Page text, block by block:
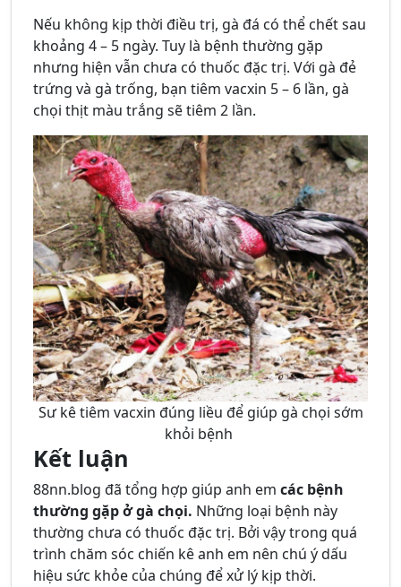
Nếu không kịp thời điều trị, gà đá có thể chết sau
khoảng 4 – 5 ngày. Tuy là bệnh thường gặp
nhưng hiện vẫn chưa có thuốc đặc trị. Với gà đẻ
trứng và gà trống, bạn tiêm vacxin 5 – 6 lần, gà
chọi thịt màu trắng sẽ tiêm 2 lần.
Sư kê tiêm vacxin đúng liều để giúp gà chọi sớm
khỏi bệnh
Kết luận
88nn.blog đã tổng hợp giúp anh em các bệnh
thường gặp ở gà chọi. Những loại bệnh này
thường chưa có thuốc đặc trị. Bởi vậy trong quá
trình chăm sóc chiến kê anh em nên chú ý dấu
hiệu sức khỏe của chúng để xử lý kịp thời.